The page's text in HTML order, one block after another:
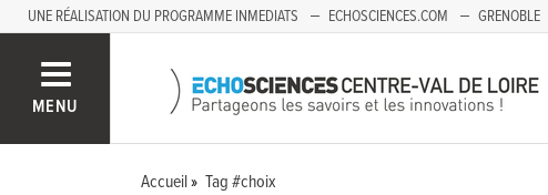
UNE RÉALISATION DU PROGRAMME INMEDIATS ECHOSCIENCES.COM GRENOBLE
MENU
Accueil Tag #choix